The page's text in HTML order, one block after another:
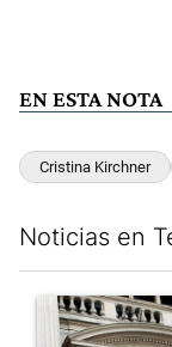
EN ESTA NOTA
Cristina Kirchner
Noticias en
Un artículo de